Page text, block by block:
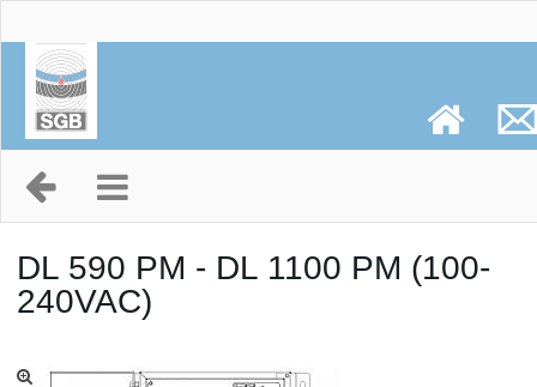
DL 590 PM - DL 1100 PM (100-
240VAC)